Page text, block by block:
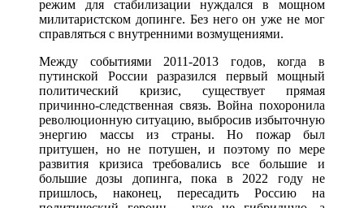
режим для стабилизации нуждался в мощном
милитаристском допинге. Без него он уже не мог
справляться с внутренними возмущениями.
Между событиями 2011-2013 годов, когда в
путинской России разразился первый мощный
политический кризис, существует прямая
причинно-следственная связь. Война похоронила
революционную ситуацию, выбросив избыточную
энергию массы из страны. Но пожар был
притушен, но не потушен, и поэтому по мере
развития кризиса требовались все большие и
большие дозы допинга, пока в 2022 году не
пришлось, наконец, пересадить Россию на